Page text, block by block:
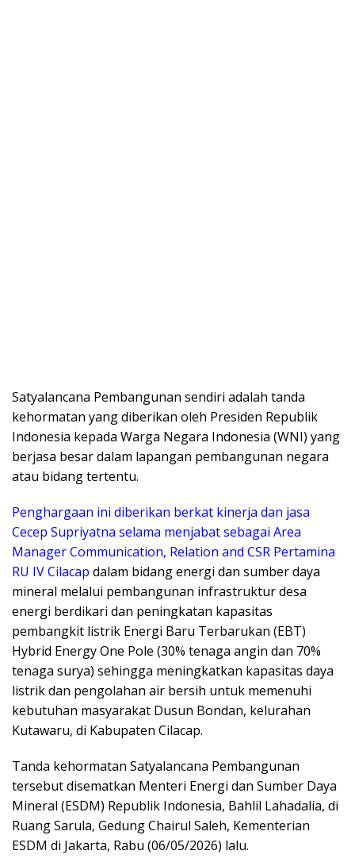
Satyalancana Pembangunan sendiri adalah tanda
kehormatan yang diberikan oleh Presiden Republik
Indonesia kepada Warga Negara Indonesia (WNI) yang
berjasa besar dalam lapangan pembangunan negara
atau bidang tertentu.
Penghargaan ini diberikan berkat kinerja dan jasa
Cecep Supriyatna selama menjabat sebagai Area
Manager Communication, Relation and CSR Pertamina
RU IV Cilacap dalam bidang energi dan sumber daya
mineral melalui pembangunan infrastruktur desa
energi berdikari dan peningkatan kapasitas
pembangkit listrik Energi Baru Terbarukan (EBT)
Hybrid Energy One Pole (30% tenaga angin dan 70%
tenaga surya) sehingga meningkatkan kapasitas daya
listrik dan pengolahan air bersih untuk memenuhi
kebutuhan masyarakat Dusun Bondan, kelurahan
Kutawaru, di Kabupaten Cilacap.
Tanda kehormatan Satyalancana Pembangunan
tersebut disematkan Menteri Energi dan Sumber Daya
Mineral (ESDM) Republik Indonesia, Bahlil Lahadalia, di
Ruang Sarula, Gedung Chairul Saleh, Kementerian
ESDM di Jakarta, Rabu (06/05/2026) lalu.